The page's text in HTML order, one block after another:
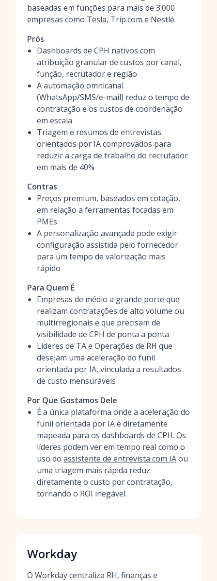
baseadas em funções para mais de 3.000
empresas como Tesla, Trip.com e Nestlé.
Prós
Dashboards de CPH nativos com
atribuição granular de custos por canal,
função, recrutador e região
A automação omnicanal
(WhatsApp/SMS/e-mail) reduz o tempo de
contratação e os custos de coordenação
em escala
Triagem e resumos de entrevistas
orientados por IA comprovados para
reduzir a carga de trabalho do recrutador
em mais de 40%
Contras
Preços premium, baseados em cotação,
em relação a ferramentas focadas em
PMEs
A personalização avançada pode exigir
configuração assistida pelo fornecedor
para um tempo de valorização mais
rápido
Para Quem É
Empresas de médio a grande porte que
realizam contratações de alto volume ou
multirregionais e que precisam de
visibilidade de CPH de ponta a ponta
Líderes de TA e Operações de RH que
desejam uma aceleração do funil
orientada por IA, vinculada a resultados
de custo mensuráveis
Por Que Gostamos Dele
É a única plataforma onde a aceleração do
funil orientada por IA é diretamente
mapeada para os dashboards de CPH. Os
líderes podem ver em tempo real como o
uso do assistente de entrevista com IAou
uma triagem mais rápida reduz
diretamente o custo por contratação,
tornando o ROI inegável.
Workday
O Workday centraliza RH, finanças e